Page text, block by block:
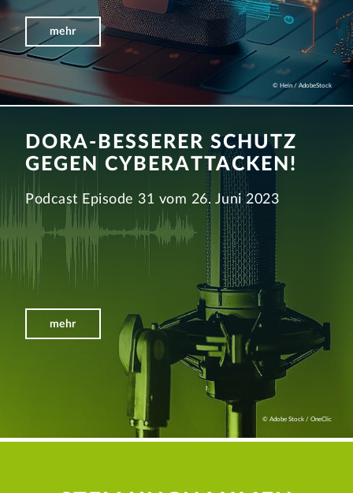
mehr
© Hein / AdobeStock
DORA-BESSERER SCHUTZ
GEGEN CYBERATTACKEN!
Podcast Episode 31 vom 26. Juni 2023
mehr
© Adobe Stock / OneClic